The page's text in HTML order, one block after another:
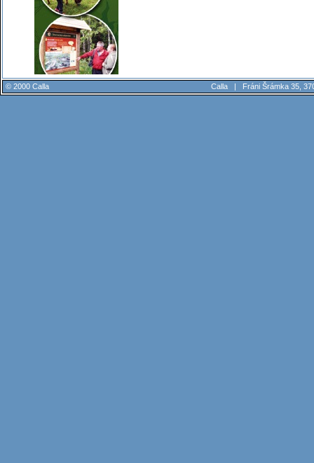
© 2000 Calla Calla | Fráni Šrámka 35,